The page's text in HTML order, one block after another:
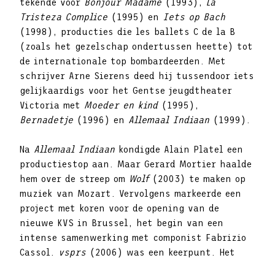
Tristeza Complice (1995) en
Iets op Bach
(1998), producties die les ballets C de la B
(zoals het gezelschap ondertussen heette) tot
de internationale top bombardeerden. Met
schrijver Arne Sierens deed hij tussendoor iets
gelijkaardigs voor het Gentse jeugdtheater
Victoria met Moeder en kind(1995),
Bernadetje (1996) en Allemaal Indiaan (1999).
Na Allemaal Indiaan kondigde Alain Platel een
productiestop aan. Maar Gerard Mortier haalde
hem over de streep om Wolf(2003) te maken op
muziek van Mozart. Vervolgens markeerde een
project met koren voor de opening van de
nieuwe KVS in Brussel, het begin van een
intense samenwerking met componist Fabrizio
Cassol.
vsprs (2006) was een keerpunt. Het